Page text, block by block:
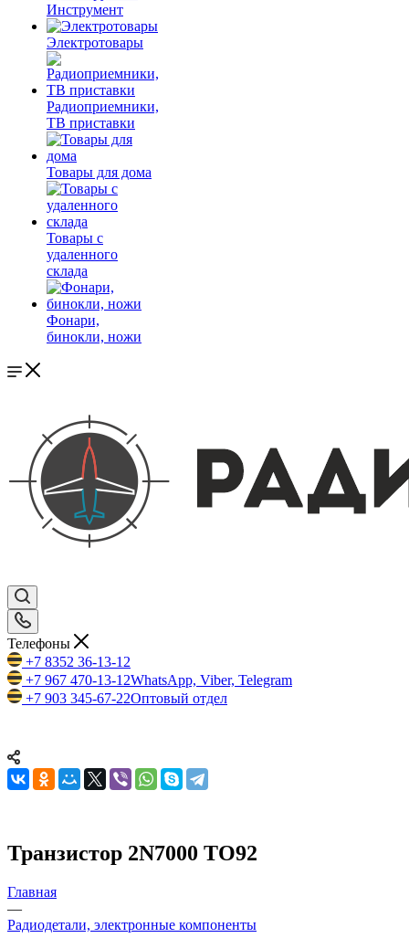
Инструмент
Электротовары
Радиоприемники,
ТВ приставки
Товары для дома
Товары с
удаленного
склада
Фонари,
бинокли, ножи
Телефоны
+7 8352 36-13-12
+7 967 470-13-12WhatsApp, Viber, Telegram
+7 903 345-67-22Оптовый отдел
Транзистор 2N7000 TO92
Главная
—
Радиодетали, электронные компоненты